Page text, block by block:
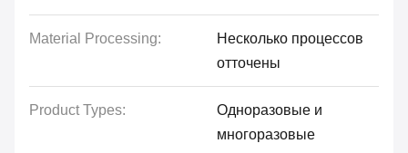
Material Processing:
Несколько процессов
отточены
Product Types:
Одноразовые и
многоразовые